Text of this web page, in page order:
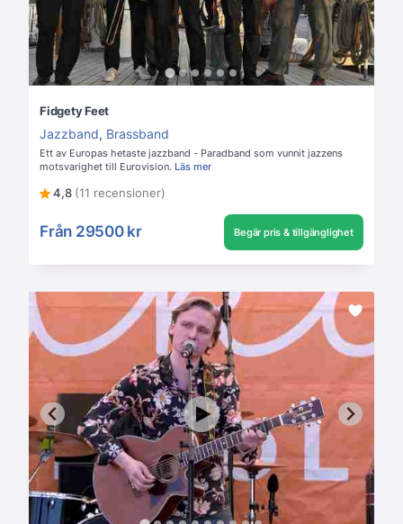
Fidgety Feet
Jazzband, Brassband
Ett av Europas hetaste jazzband - Paradband som vunnit jazzens
motsvarighet till Eurovision. Läs mer
4,8 (11 recensioner)
Från 29500 kr Begär pris & tillgänglighet